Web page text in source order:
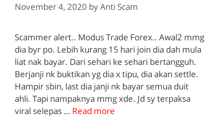
November 4, 2020 byAnti Scam
Scammer alert.. Modus Trade Forex.. Awal2 mmg
dia byr po. Lebih kurang 15 hari join dia dah mula
liat nak bayar. Dari sehari ke sehari bertangguh.
Berjanji nk buktikan yg dia x tipu, dia akan settle.
Hampir sbin, last dia janji nk bayar semua duit
ahli. Tapi nampaknya mmg xde. Jd sy terpaksa
viral selepas … Read more